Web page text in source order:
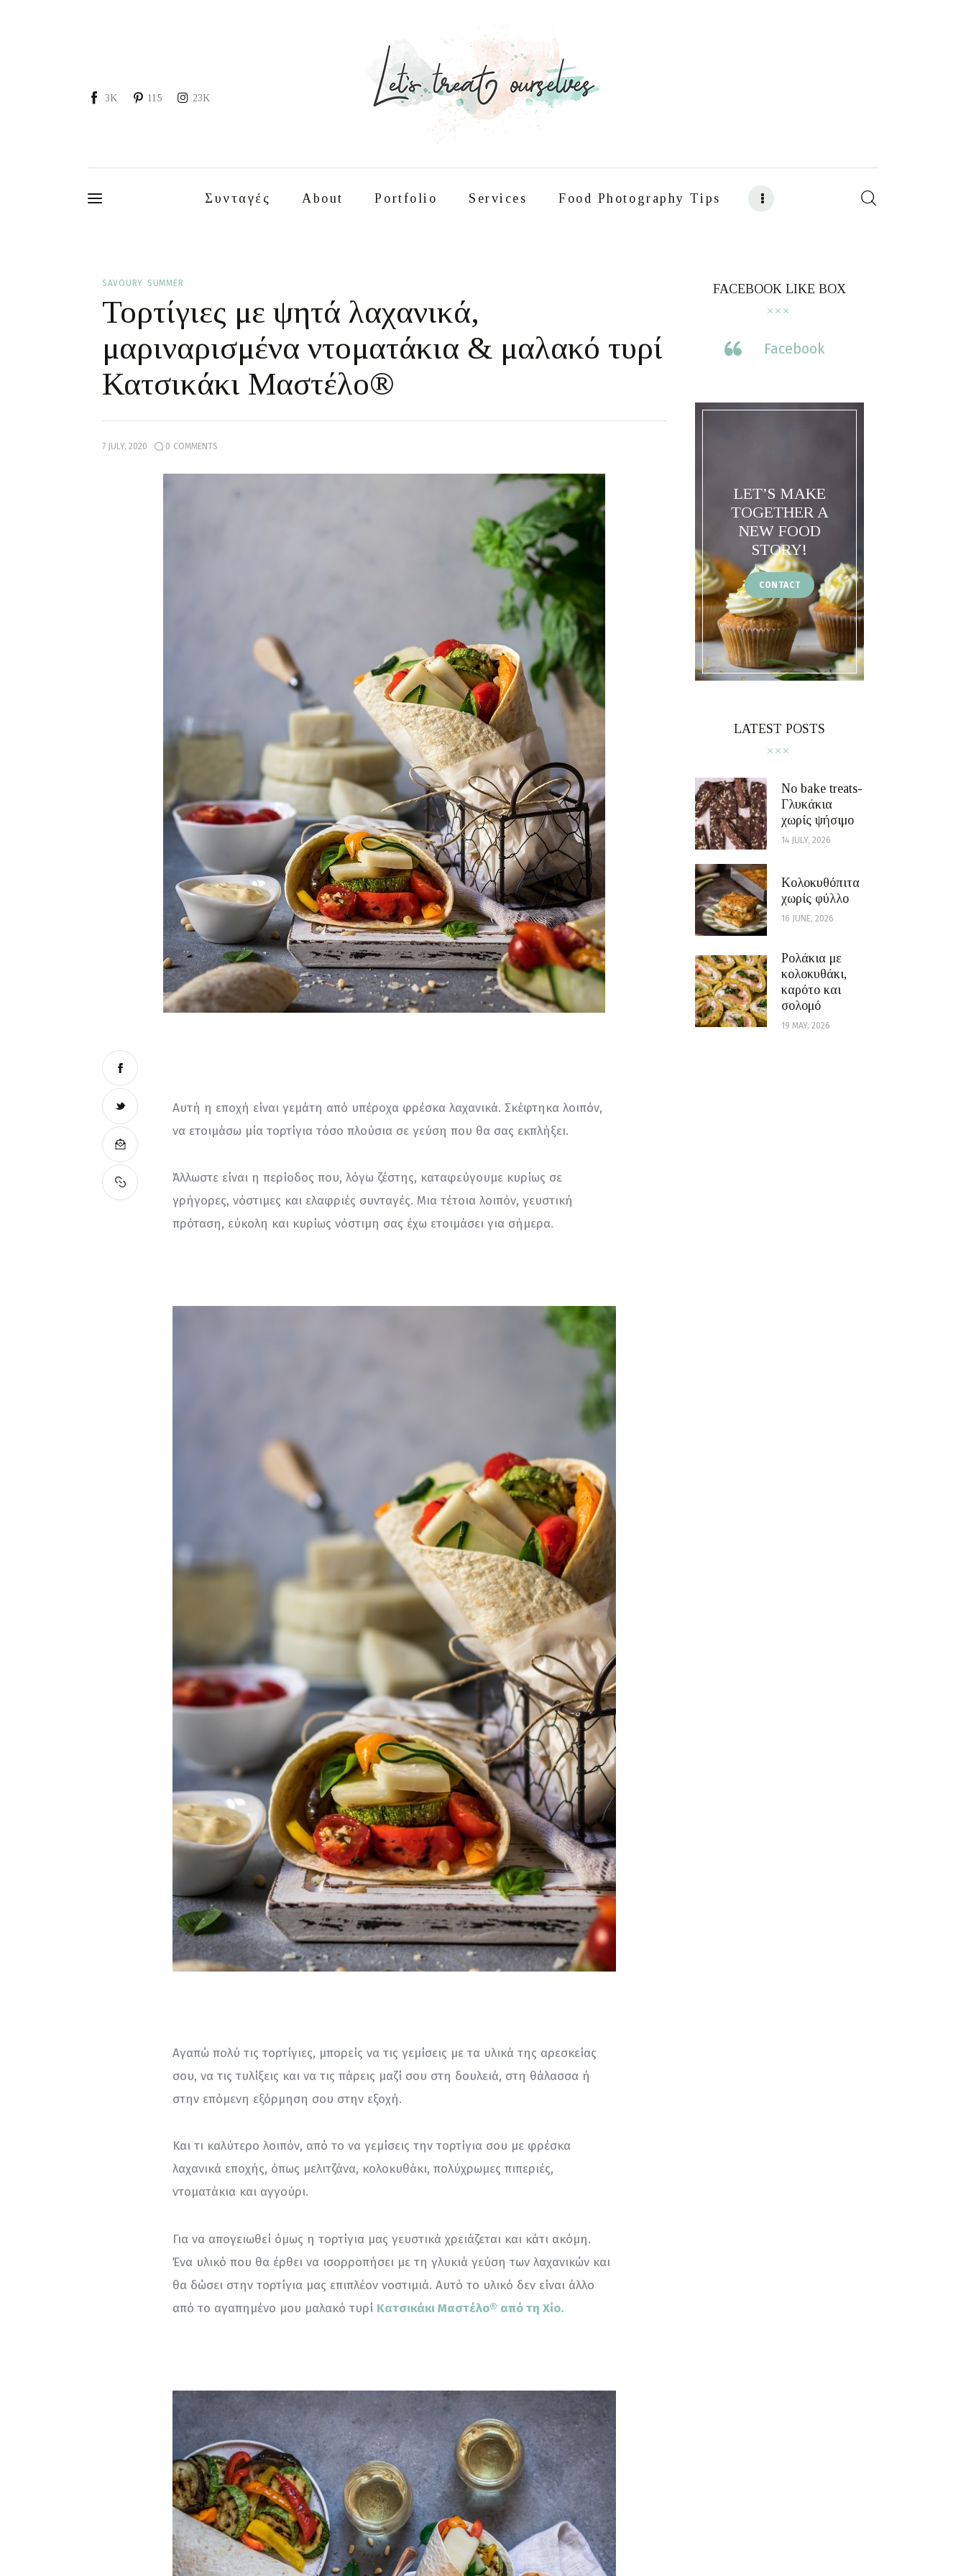
3K 115 23K
Συνταγές About Portfolio Services Food Photography Tips
SAVOURY SUMMER
Τορτίγιες με ψητά λαχανικά,
μαριναρισμένα ντοματάκια & μαλακό τυρί
Κατσικάκι Μαστέλο®
7 JULY, 2020 0 COMMENTS
Αυτή η εποχή είναι γεμάτη από υπέροχα φρέσκα λαχανικά. Σκέφτηκα λοιπόν,
να ετοιμάσω μία τορτίγια τόσο πλούσια σε γεύση που θα σας εκπλήξει.
Άλλωστε είναι η περίοδος που, λόγω ζέστης, καταφεύγουμε κυρίως σε
γρήγορες, νόστιμες και ελαφριές συνταγές. Μια τέτοια λοιπόν, γευστική
πρόταση, εύκολη και κυρίως νόστιμη σας έχω ετοιμάσει για σήμερα.
Αγαπώ πολύ τις τορτίγιες, μπορείς να τις γεμίσεις με τα υλικά της αρεσκείας
σου, να τις τυλίξεις και να τις πάρεις μαζί σου στη δουλειά, στη θάλασσα ή
στην επόμενη εξόρμηση σου στην εξοχή.
Και τι καλύτερο λοιπόν, από το να γεμίσεις την τορτίγια σου με φρέσκα
λαχανικά εποχής, όπως μελιτζάνα, κολοκυθάκι, πολύχρωμες πιπεριές,
ντοματάκια και αγγούρι.
Για να απογειωθεί όμως η τορτίγια μας γευστικά χρειάζεται και κάτι ακόμη.
Ένα υλικό που θα έρθει να ισορροπήσει με τη γλυκιά γεύση των λαχανικών και
θα δώσει στην τορτίγια μας επιπλέον νοστιμιά. Αυτό το υλικό δεν είναι άλλο
από το αγαπημένο μου μαλακό τυρί Κατσικάκι Μαστέλο® από τη Χίο.
FACEBOOK LIKE BOX
Facebook
LET’S MAKE
TOGETHER A
NEW FOOD
STORY!
CONTACT
LATEST POSTS
No bake treats-
Γλυκάκια
χωρίς ψήσιμο
14 JULY, 2026
Κολοκυθόπιτα
χωρίς φύλλο
16 JUNE, 2026
Ρολάκια με
κολοκυθάκι,
καρότο και
σολομό
19 MAY, 2026